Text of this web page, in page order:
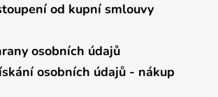
od kupní smlouvy
osobních údajů
osobních údajů - nákup